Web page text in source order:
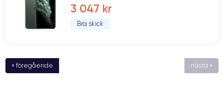
3 047 kr
Bra skick
« föregående nästa »